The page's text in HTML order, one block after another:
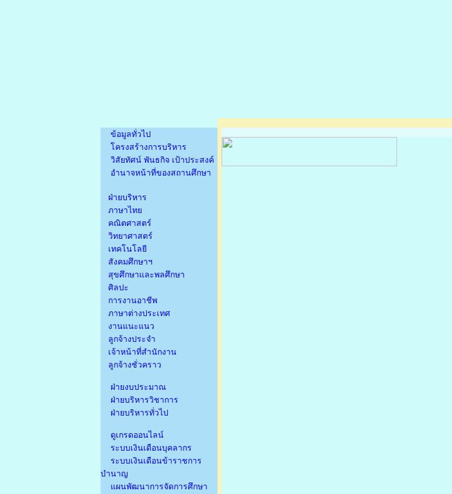
ข้อมูลทั่วไป
โครงสร้างการบริหาร
วิสัยทัศน์ พันธกิจ เป้าประสงค์
อำนาจหน้าที่ของสถานศึกษา
ฝ่ายบริหาร
ภาษาไทย
คณิตศาสตร์
วิทยาศาสตร์
เทคโนโลยี
สังคมศึกษาฯ
สุขศึกษาและพลศึกษา
ศิลปะ
การงานอาชีพ
ภาษาต่างประเทศ
งานแนะแนว
ลูกจ้างประจำ
เจ้าหน้าที่สำนักงาน
ลูกจ้างชั่วคราว
ฝ่ายงบประมาณ
ฝ่ายบริหารวิชาการ
ฝ่ายบริหารทั่วไป
ดูเกรดออนไลน์
ระบบเงินเดือนบุคลากร
ระบบเงินเดือนข้าราชการ
บำนาญ
แผนพัฒนาการจัดการศึกษา